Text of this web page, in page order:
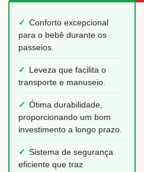
✓ Conforto excepcional
para o bebê durante os
passeios.
✓
Leveza que facilita o
transporte e manuseio.
✓ Ótima durabilidade,
proporcionando um bom
investimento a longo prazo.
✓ Sistema de segurança
eficiente que traz